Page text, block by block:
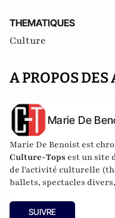
THEMATIQUES
Culture
A PROPOS DES
Marie De
Marie De Benoist est
Culture-Tops est un site
de l'activité culturelle
ballets, spectacles
SUIVRE